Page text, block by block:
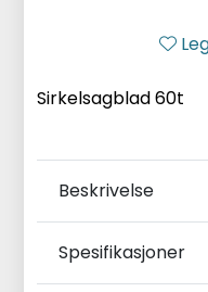
Sirkelsagblad 60t
Beskrivelse
Spesifikasjoner